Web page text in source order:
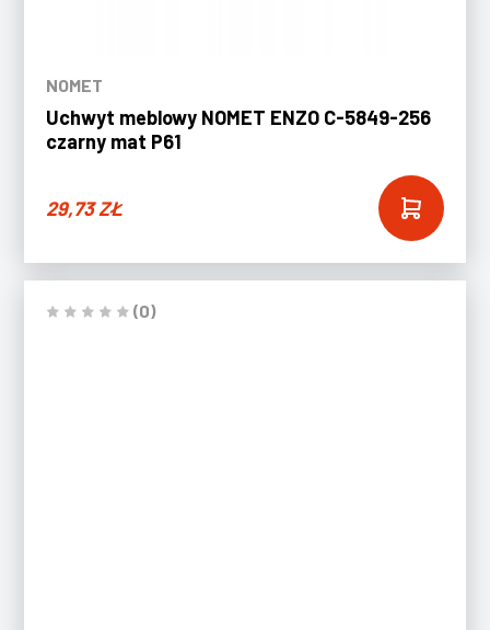
NOMET
Uchwyt meblowy NOMET ENZO C-5849-256
czarny mat P61
29,73ZŁ
(0)